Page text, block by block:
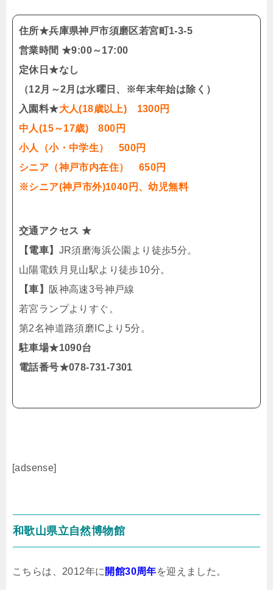
住所★兵庫県神戸市須磨区若宮町1-3-5
営業時間 ★9:00～17:00
定休日★なし
（12月～2月は水曜日、※年末年始は除く）
入園料★大人(18歳以上) 1300円
中人(15～17歳) 800円
小人（小・中学生） 500円
シニア（神戸市内在住） 650円
※シニア(神戸市外)1040円、幼児無料
交通アクセス ★
【電車】 JR須磨海浜公園より徒歩5分。
山陽電鉄月見山駅より徒歩10分。
【車】
阪神高速3号神戸線
若宮ランプよりすぐ。
第2名神道路須磨ICより5分。
駐車場★1090台
電話番号★078-731-7301
[adsense]
和歌山県立自然博物館
こちらは、2012年に 開館30周年を迎えました。